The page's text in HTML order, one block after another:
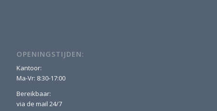
OPENINGSTIJDEN:
Kantoor:
Ma-Vr: 8:30-17:00
Bereikbaar:
via de mail 24/7